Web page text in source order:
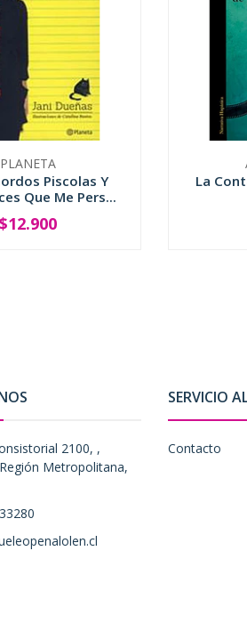
PLANETA
Piscolas Y
Que Me Pers...
+
$12.900
La
2100, ,
Metropolitana,
SERVICIO
Contacto